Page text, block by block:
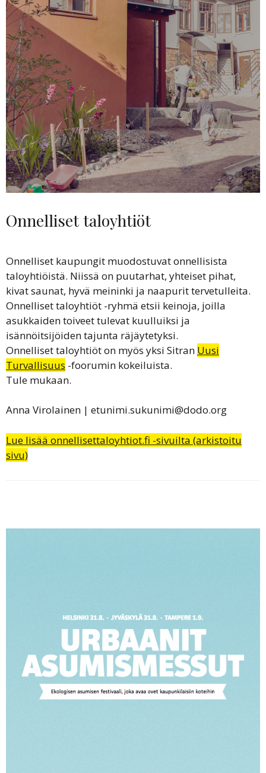
Onnelliset taloyhtiöt
Onnelliset kaupungit muodostuvat onnellisista
taloyhtiöistä. Niissä on puutarhat, yhteiset pihat,
kivat saunat, hyvä meininki ja naapurit tervetulleita.
Onnelliset taloyhtiöt -ryhmä etsii keinoja, joilla
asukkaiden toiveet tulevat kuulluiksi ja
isännöitsijöiden tajunta räjäytetyksi.
Onnelliset taloyhtiöt on myös yksi Sitran Uusi
Turvallisuus -foorumin kokeiluista.
Tule mukaan.
Anna Virolainen | etunimi.sukunimi@dodo.org
Lue lisää onnellisettaloyhtiot.fi -sivuilta (arkistoitu
sivu)